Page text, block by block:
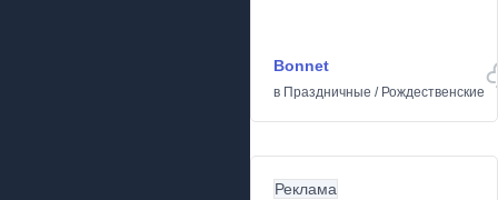
Bonnet
в Праздничные / Рождественские
Реклама